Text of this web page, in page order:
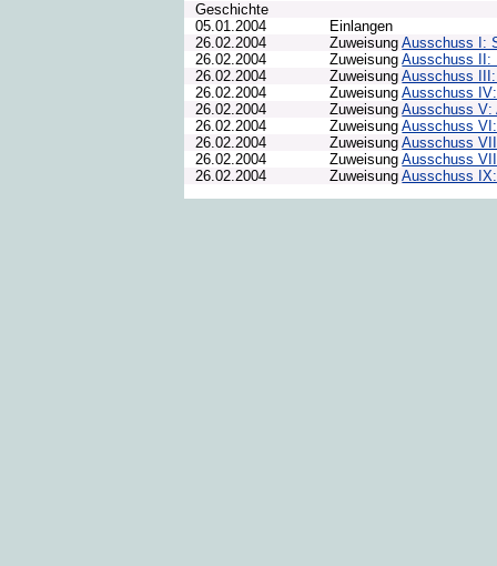
Geschichte
05.01.2004
Einlangen
26.02.2004
ZuweisungAusschuss I:
26.02.2004
ZuweisungAusschuss II:
26.02.2004
ZuweisungAusschuss
26.02.2004
ZuweisungAusschuss
26.02.2004
ZuweisungAusschuss V:
26.02.2004
ZuweisungAusschuss
26.02.2004
ZuweisungAusschuss
26.02.2004
ZuweisungAusschuss
26.02.2004
ZuweisungAusschuss